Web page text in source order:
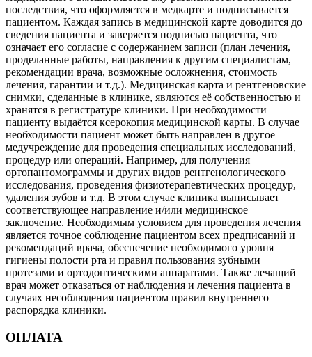
последствия, что оформляется в медкарте и подписывается
пациентом. Каждая запись в медицинской карте доводится до
сведения пациента и заверяется подписью пациента, что
означает его согласие с содержанием записи (план лечения,
проделанные работы, направления к другим специалистам,
рекомендации врача, возможные осложнения, стоимость
лечения, гарантии и т.д.). Медицинская карта и рентгеновские
снимки, сделанные в клинике, являются её собственностью и
хранятся в регистратуре клиники. При необходимости
пациенту выдаётся ксерокопия медицинской карты. В случае
необходимости пациент может быть направлен в другое
медучреждение для проведения специальных исследований,
процедур или операций. Например, для получения
ортопантомограммы и других видов рентгенологического
исследования, проведения физиотерапевтических процедур,
удаления зубов и т.д. В этом случае клиника выписывает
соответствующее направление и/или медицинское
заключение. Необходимым условием для проведения лечения
является точное соблюдение пациентом всех предписаний и
рекомендаций врача, обеспечение необходимого уровня
гигиены полости рта и правил пользования зубными
протезами и ортодонтическими аппаратами. Также лечащий
врач может отказаться от наблюдения и лечения пациента в
случаях несоблюдения пациентом правил внутреннего
распорядка клиники.
ОПЛАТА